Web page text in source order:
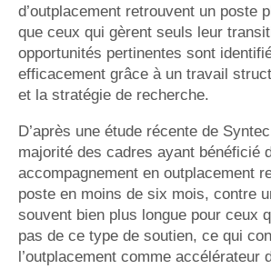
d’outplacement retrouvent un poste
que ceux qui gèrent seuls leur
opportunités pertinentes sont
efficacement grâce à un travail
et la stratégie de recherche.
D’après une étude récente de
majorité des cadres ayant bénéficié
accompagnement en outplacement
poste en moins de six mois, contre
souvent bien plus longue pour ceux
pas de ce type de soutien, ce qui
l’outplacement comme accélérateur